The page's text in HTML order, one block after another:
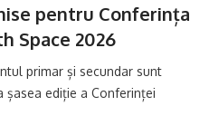
pentru Conferința
Space 2026
primar și secundar sunt
șasea ediție a Conferinței